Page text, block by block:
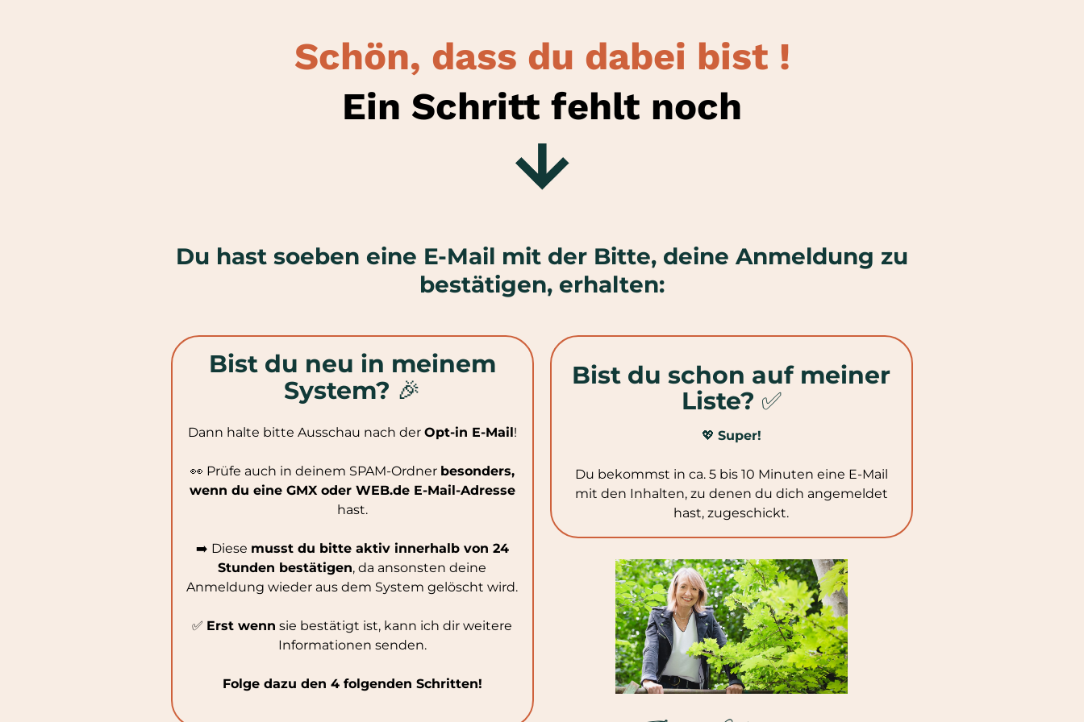
Schön, dass du dabei bist !
Ein Schritt fehlt noch
Du hast soeben eine E-Mail mit der Bitte, deine Anmeldung zu
bestätigen, erhalten:
Bist du neu in meinem
System? 🎉
Dann halte bitte Ausschau nach der Opt-in E-Mail!
👀 Prüfe auch in deinem SPAM-Ordner besonders,
wenn du eine GMX oder WEB.de E-Mail-Adresse
hast.
➡️ Diese musst du bitte aktiv innerhalb von 24
Stunden bestätigen, da ansonsten deine
Anmeldung wieder aus dem System gelöscht wird.
✅ Erst wenn sie bestätigt ist, kann ich dir weitere
Informationen senden.
Folge dazu den 4 folgenden Schritten!
Bist du schon auf meiner
Liste? ✅
💖 Super!
Du bekommst in ca. 5 bis 10 Minuten eine E-Mail
mit den Inhalten, zu denen du dich angemeldet
hast, zugeschickt.